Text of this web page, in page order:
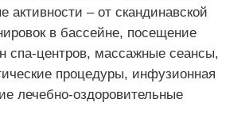
активности – от скандинавской
в бассейне, посещение
спа-центров, массажные сеансы,
процедуры, инфузионная
лечебно-оздоровительные